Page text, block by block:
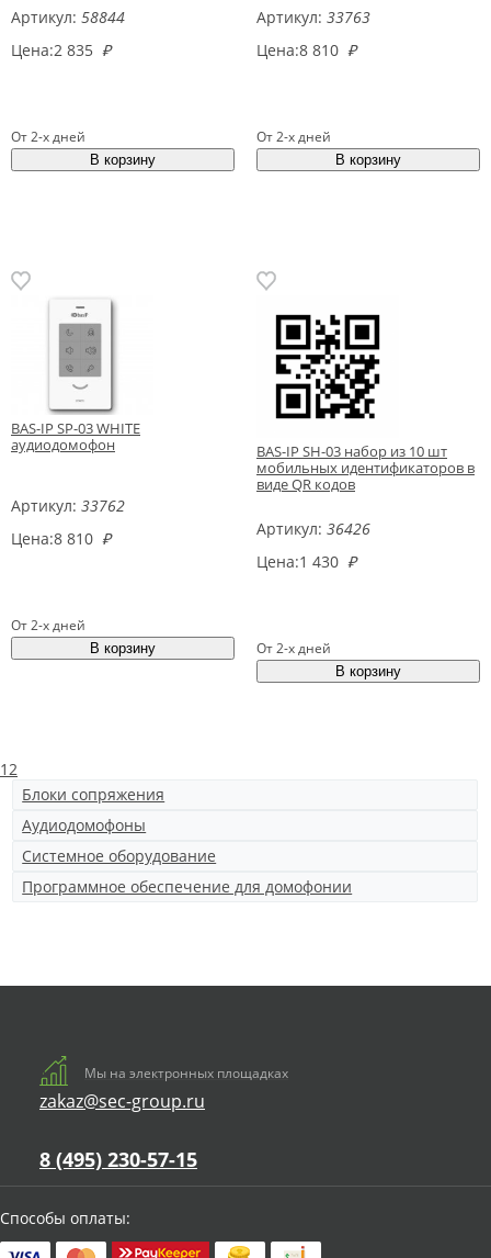
Артикул: 58844
Цена:2 835 ₽
От 2-х дней
Артикул: 33763
Цена:8 810 ₽
От 2-х дней
BAS-IP SP-03 WHITE
аудиодомофон
Артикул: 33762
Цена:8 810 ₽
От 2-х дней
BAS-IP SH-03 набор из 10 шт
мобильных идентификаторов в
виде QR кодов
Артикул: 36426
Цена:1 430 ₽
От 2-х дней
12
Блоки сопряжения
Аудиодомофоны
Системное оборудование
Программное обеспечение для домофонии
Мы на электронных площадках
zakaz@sec-group.ru
8 (495) 230-57-15
Способы оплаты: